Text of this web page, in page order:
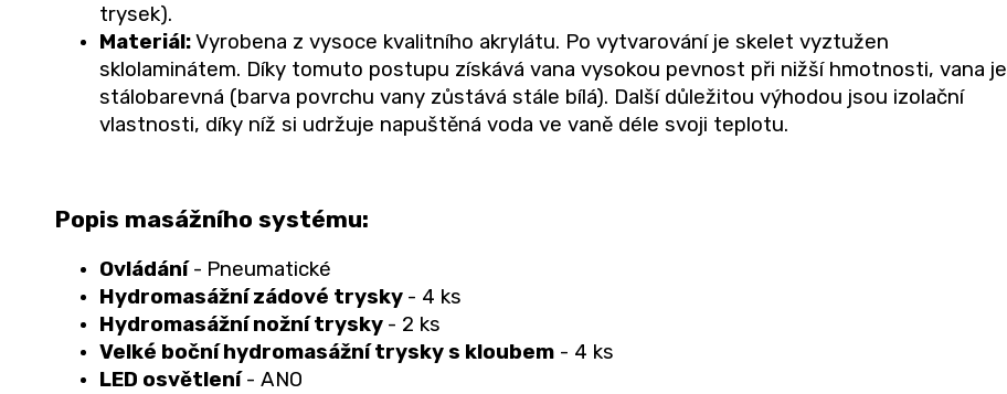
trysek).
Materiál:Vyrobena z vysoce kvalitního akrylátu. Po vytvarování je skelet vyztužen
sklolaminátem. Díky tomuto postupu získává vana vysokou pevnost při nižší hmotnosti, vana je
stálobarevná (barva povrchu vany zůstává stále bílá). Další důležitou výhodou jsou izolační
vlastnosti, díky níž si udržuje napuštěná voda ve vaně déle svoji teplotu.
Popis masážního systému:
Ovládání- Pneumatické
Hydromasážní zádové trysky - 4 ks
Hydromasážní nožní trysky - 2 ks
Velké boční hydromasážní trysky s kloubem - 4 ks
LED osvětlení- ANO